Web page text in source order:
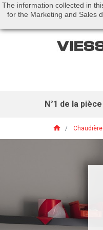
Call us:01 46
N°1 de la
home
The information collected in
for the Marketing and Sales